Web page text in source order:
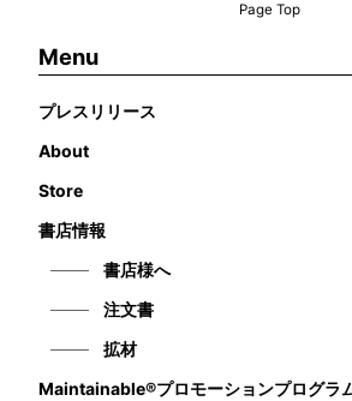
Page Top
Menu
プレスリリース
About
Store
書店情報
書店様へ
注文書
拡材
Maintainable®プロモーションプログラ